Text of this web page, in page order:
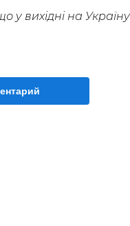
у вихідні на Україну